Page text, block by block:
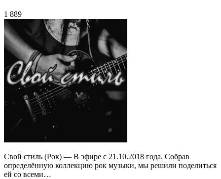
1 889
Свой стиль (Рок) — В эфире с 21.10.2018 года. Собрав
определённую коллекцию рок музыки, мы решили поделиться
ей со всеми…